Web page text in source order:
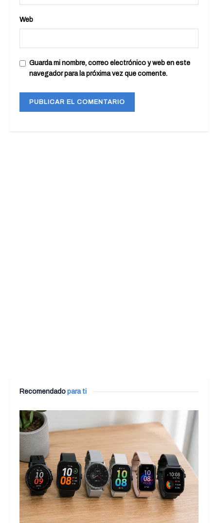
Web
Guarda mi nombre, correo electrónico y web en este
navegador para la próxima vez que comente.
Recomendado para ti